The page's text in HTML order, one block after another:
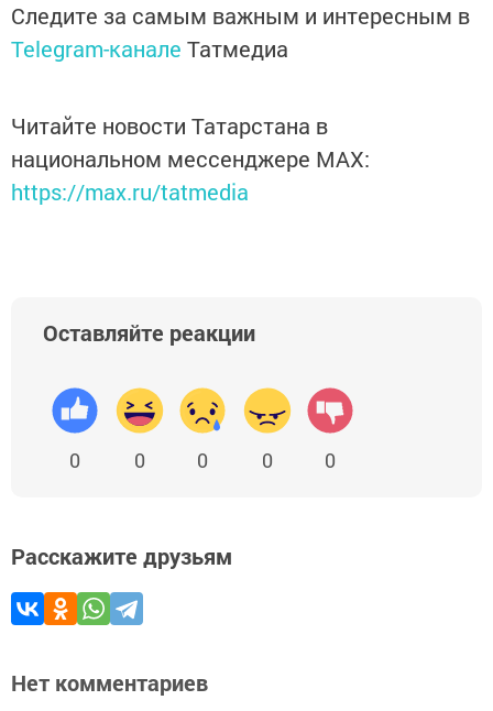
Следите за самым важным и интересным в
Telegram-канале Татмедиа
Читайте новости Татарстана в
национальном мессенджере MАХ:
https://max.ru/tatmedia
Оставляйте реакции
0 0 0 0 0
Расскажите друзьям
Нет комментариев